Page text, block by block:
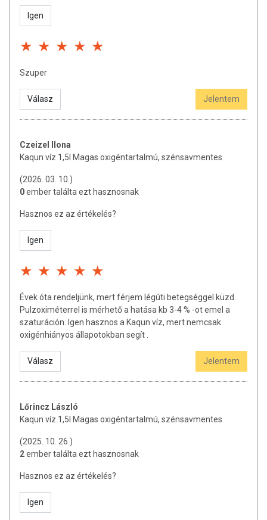
víz.
A KAQUN vízzel kapcsolatban számos tévhit terjed a világhálón.
csodaszer. Ugyanakkor tudományosan bizonyított, hogy a
MI TESZI EGYEDIVÉ A KAQUNT?
A KAQUN fürdővíz ugyanezzel a technológiával készül a helyi
vezetékes víz speciális kezelése és szűrése után.
További FONTOS információk:
Fagyasztás vagy forralás során jelentősen csökkenhet az oldott
Tárolás:
található.
Forgalmazó:Kaqun Distribuiton Kft.
A termék nem helyettesíti a kiegyensúlyozott, változatos étrendet és az
egészséges életmódot! A termék nem gyógyít betegségeket! A termék
nem alkalmas orvosi kezelés helyettesítésére! Betegség esetén
használatát konzultálja kezelőorvosával. Ne lépje túl az ajánlott napi
tartandó!
Igen
Szuper
Válasz Jelentem
Czeizel Ilona
Kaqun víz 1,5l Magas oxigéntartalmú, szénsavmentes
(2026. 03. 10.)
0ember találta ezt hasznosnak
Hasznos ez az értékelés?
Igen
Évek óta rendeljünk, mert férjem légúti betegséggel küzd.
Pulzoximéterrel is mérhető a hatása kb 3-4 % -ot emel a
szaturáción. Igen hasznos a Kaqun víz, mert nemcsak
oxigénhiányos állapotokban segít .
Válasz Jelentem
Lőrincz László
Kaqun víz 1,5l Magas oxigéntartalmú, szénsavmentes
(2025. 10. 26.)
2ember találta ezt hasznosnak
Hasznos ez az értékelés?
Igen